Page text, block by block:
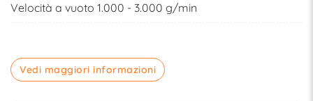
Velocità a vuoto 1.000 - 3.000 g/min
Vedi maggiori informazioni